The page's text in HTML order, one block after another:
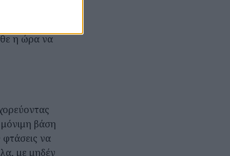
μαζί
η ώρα να
βάση
να
με μηδέν